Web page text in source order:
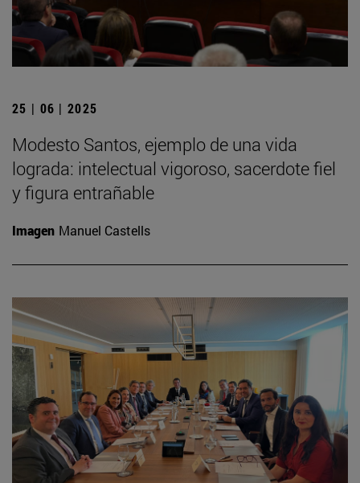
25 | 06 | 2025
Modesto Santos, ejemplo de una vida
lograda: intelectual vigoroso, sacerdote fiel
y figura entrañable
Imagen Manuel Castells